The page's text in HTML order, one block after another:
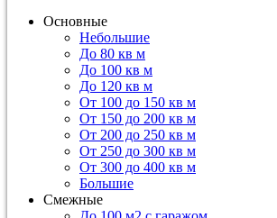
Основные
Небольшие
До 80 кв м
До 100 кв м
До 120 кв м
От 100 до 150 кв м
От 150 до 200 кв м
От 200 до 250 кв м
От 250 до 300 кв м
От 300 до 400 кв м
Большие
Смежные